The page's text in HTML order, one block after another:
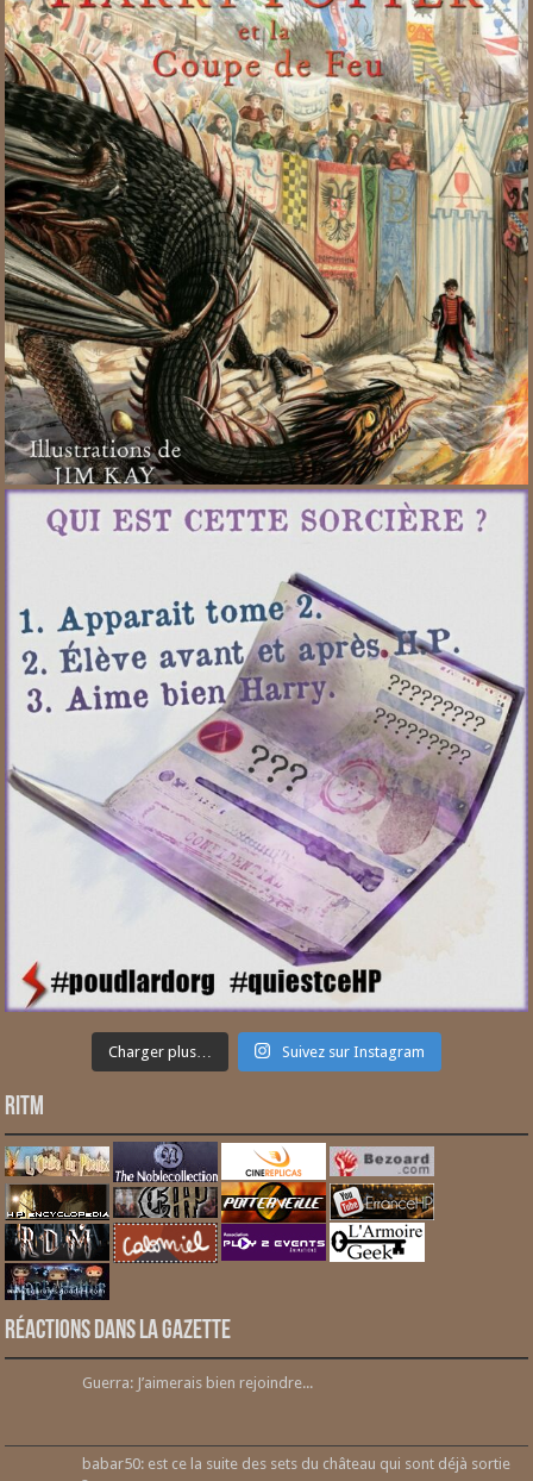
Charger plus… Suivez sur Instagram
RITM
Réactions dans la gazette
Guerra: J’aimerais bien rejoindre...
babar50: est ce la suite des sets du château qui sont déjà sortie